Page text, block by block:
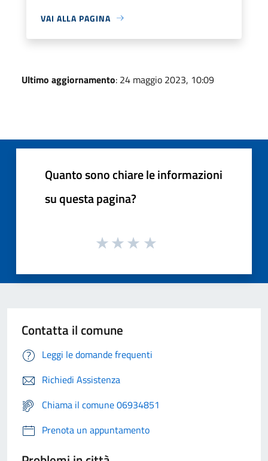
VAI ALLA PAGINA
Ultimo aggiornamento: 24 maggio 2023, 10:09
Quanto sono chiare le informazioni
su questa pagina?
Contatta il comune
Leggi le domande frequenti
Richiedi Assistenza
Chiama il comune 06934851
Prenota un appuntamento